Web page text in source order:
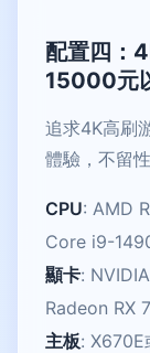
配置四：
15000元
追求4K高刷
體驗，不留性
CPU: AMD
Core i9-
顯卡:
Radeon RX
主板: X670E